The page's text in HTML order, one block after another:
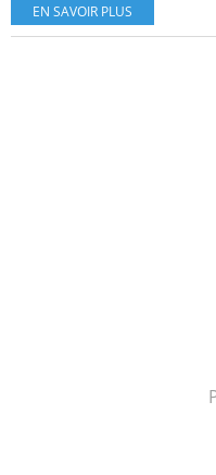
EN SAVOIR PLUS